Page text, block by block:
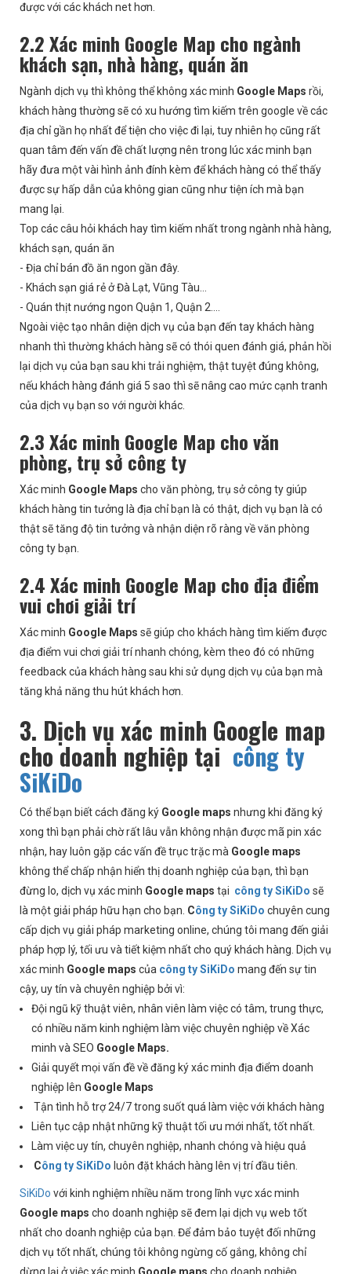
được với các khách net hơn.
2.2 Xác minh Google Map cho ngành
khách sạn, nhà hàng, quán ăn
Ngành dịch vụ thì không thể không xác minh Google Maps rồi,
khách hàng thường sẽ có xu hướng tìm kiếm trên google về các
địa chỉ gần họ nhất để tiện cho việc đi lại, tuy nhiên họ cũng rất
quan tâm đến vấn đề chất lượng nên trong lúc xác minh bạn
hãy đưa một vài hình ảnh đính kèm để khách hàng có thể thấy
được sự hấp dẫn của không gian cũng như tiện ích mà bạn
mang lại.
Top các câu hỏi khách hay tìm kiếm nhất trong ngành nhà hàng,
khách sạn, quán ăn
- Địa chỉ bán đồ ăn ngon gần đây.
- Khách sạn giá rẻ ở Đà Lạt, Vũng Tàu…
- Quán thịt nướng ngon Quận 1, Quận 2….
Ngoài việc tạo nhân diện dịch vụ của bạn đến tay khách hàng
nhanh thì thường khách hàng sẽ có thói quen đánh giá, phản hồi
lại dịch vụ của bạn sau khi trải nghiệm, thật tuyệt đúng không,
nếu khách hàng đánh giá 5 sao thì sẽ nâng cao mức cạnh tranh
của dịch vụ bạn so với người khác.
2.3 Xác minh Google Map cho văn
phòng, trụ sở công ty
Xác minh Google Maps cho văn phòng, trụ sở công ty giúp
khách hàng tin tưởng là địa chỉ bạn là có thật, dịch vụ bạn là có
thật sẽ tăng độ tin tưởng và nhận diện rõ ràng về văn phòng
công ty bạn.
2.4 Xác minh Google Map cho địa điểm
vui chơi giải trí
Xác minh Google Maps sẽ giúp cho khách hàng tìm kiếm được
địa điểm vui chơi giải trí nhanh chóng, kèm theo đó có những
feedback của khách hàng sau khi sử dụng dịch vụ của bạn mà
tăng khả năng thu hút khách hơn.
3. Dịch vụ xác minh Google map
cho doanh nghiệp tại công ty
SiKiDo
Có thể bạn biết cách đăng ký Google maps nhưng khi đăng ký
xong thì bạn phải chờ rất lâu vẫn không nhận được mã pin xác
nhận, hay luôn gặp các vấn đề trục trặc mà Google maps
không thể chấp nhận hiển thị doanh nghiệp của bạn, thì bạn
đừng lo, dịch vụ xác minh Google maps tại công ty SiKiDo sẽ
là một giải pháp hữu hạn cho bạn. Công ty SiKiDo chuyên cung
cấp dịch vụ giải pháp marketing online, chúng tôi mang đến giải
pháp hợp lý, tối ưu và tiết kiệm nhất cho quý khách hàng. Dịch vụ
xác minh Google maps của công ty SiKiDo mang đến sự tin
cậy, uy tín và chuyên nghiệp bởi vì:
Đội ngũ kỹ thuật viên, nhân viên làm việc có tâm, trung thực,
có nhiều năm kinh nghiệm làm việc chuyên nghiệp về Xác
minh và SEO Google Maps.
Giải quyết mọi vấn đề về đăng ký xác minh địa điểm doanh
nghiệp lên Google Maps
Tận tình hỗ trợ 24/7 trong suốt quá làm việc với khách hàng
Liên tục cập nhật những kỹ thuật tối ưu mới nhất, tốt nhất.
Làm việc uy tín, chuyên nghiệp, nhanh chóng và hiệu quả
Công ty SiKiDo luôn đặt khách hàng lên vị trí đầu tiên.
SiKiDo với kinh nghiệm nhiều năm trong lĩnh vực xác minh
Google maps cho doanh nghiệp sẽ đem lại dịch vụ web tốt
nhất cho doanh nghiệp của bạn. Để đảm bảo tuyệt đối những
dịch vụ tốt nhất, chúng tôi không ngừng cố gắng, không chỉ